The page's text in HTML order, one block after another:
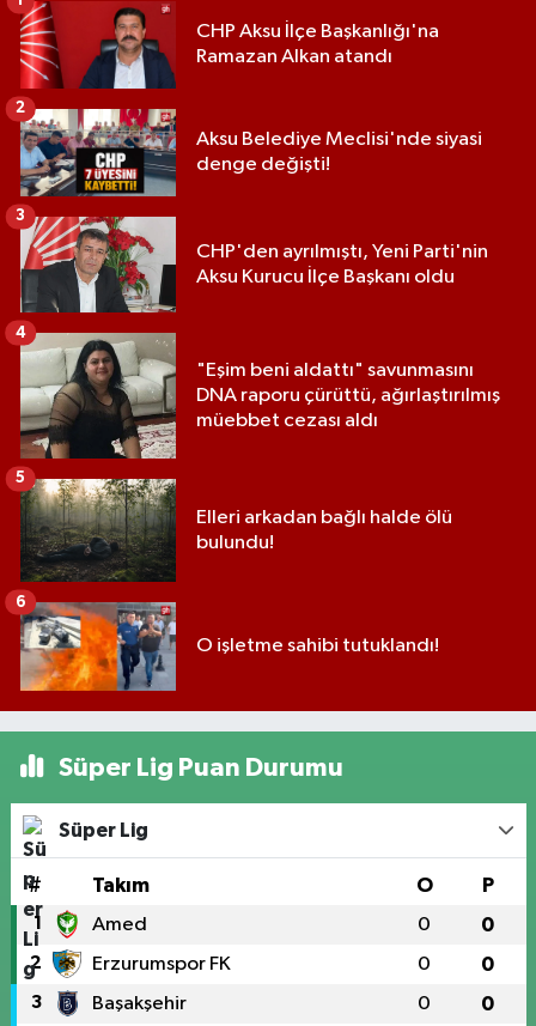
CHP Aksu İlçe Başkanlığı'na
Ramazan Alkan atandı
Aksu Belediye Meclisi'nde siyasi
denge değişti!
2
CHP'den ayrılmıştı, Yeni Parti'nin
Aksu Kurucu İlçe Başkanı oldu
3
"Eşim beni aldattı" savunmasını
DNA raporu çürüttü, ağırlaştırılmış
müebbet cezası aldı
4
Elleri arkadan bağlı halde ölü
bulundu!
5
O işletme sahibi tutuklandı!
6
Süper Lig Puan Durumu
Süper Lig
# Takım O P
1 Amed 0 0
2 Erzurumspor FK 0 0
3 Başakşehir 0 0